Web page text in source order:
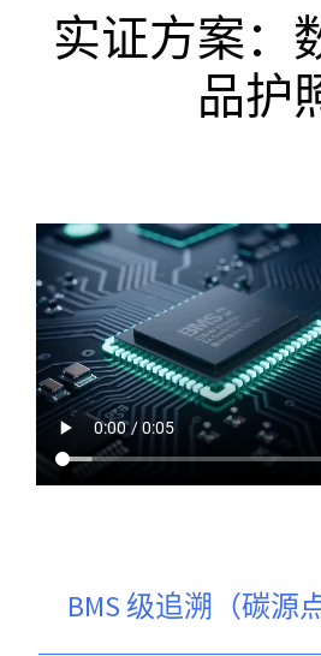
实证方案：
品护
BMS 级追溯（碳源点